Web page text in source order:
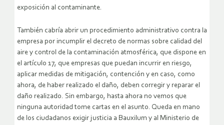
exposición al contaminante.
También cabría abrir un procedimiento administrativo contra la
empresa por incumplir el decreto de normas sobre calidad del
aire y control de la contaminación atmosférica, que dispone en
el artículo 17, que empresas que puedan incurrir en riesgo,
aplicar medidas de mitigación, contención y en caso, como
ahora, de haber realizado el daño, deben corregir y reparar el
daño realizado. Sin embargo, hasta ahora no vemos que
ninguna autoridad tome cartas en el asunto. Queda en mano
de los ciudadanos exigir justicia a Bauxilum y al Ministerio de